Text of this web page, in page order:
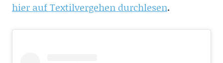
hier auf Textilvergehen durchlesen.